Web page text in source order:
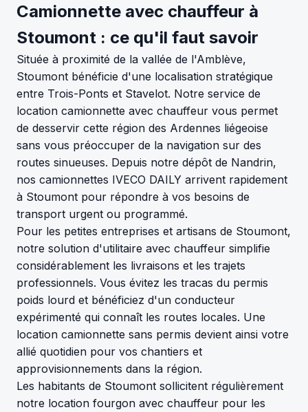
Camionnette avec chauffeur à
Stoumont : ce qu'il faut savoir
Située à proximité de la vallée de l'Amblève,
Stoumont bénéficie d'une localisation stratégique
entre Trois-Ponts et Stavelot. Notre service de
location camionnette avec chauffeur vous permet
de desservir cette région des Ardennes liégeoise
sans vous préoccuper de la navigation sur des
routes sinueuses. Depuis notre dépôt de Nandrin,
nos camionnettes IVECO DAILY arrivent rapidement
à Stoumont pour répondre à vos besoins de
transport urgent ou programmé.
Pour les petites entreprises et artisans de Stoumont,
notre solution d'utilitaire avec chauffeur simplifie
considérablement les livraisons et les trajets
professionnels. Vous évitez les tracas du permis
poids lourd et bénéficiez d'un conducteur
expérimenté qui connaît les routes locales. Une
location camionnette sans permis devient ainsi votre
allié quotidien pour vos chantiers et
approvisionnements dans la région.
Les habitants de Stoumont sollicitent régulièrement
notre location fourgon avec chauffeur pour les